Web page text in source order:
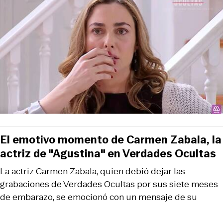
La actriz Carmen Zabala, quien debió dejar las
grabaciones de Verdades Ocultas por sus siete meses
de embarazo, se emocionó con un mensaje de su
El emotivo momento de Carmen Zabala, la
actriz de "Agustina" en Verdades Ocultas